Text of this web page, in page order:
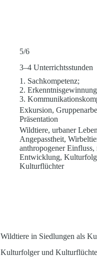
5/6
3–4 Unterrichtsstunden
1. Sachkompetenz;
2.
3.
Exkursion,
Präsentation
Wildtiere, urbaner
Angepasstheit,
anthropogener Einfluss,
Entwicklung,
Kulturflüchter
Wildtiere in Siedlungen als
Kulturfolger und